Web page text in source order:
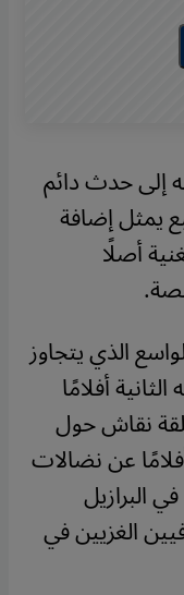
إلى حدث دائم
يمثل إضافة
أصلًا
الذي يتجاوز
أفلامًا
نقاش حول
عن نضالات
البرازيل
الغزيين في